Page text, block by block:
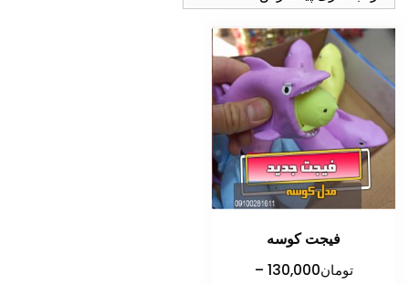
فیجت کوسه
تومان130,000
–